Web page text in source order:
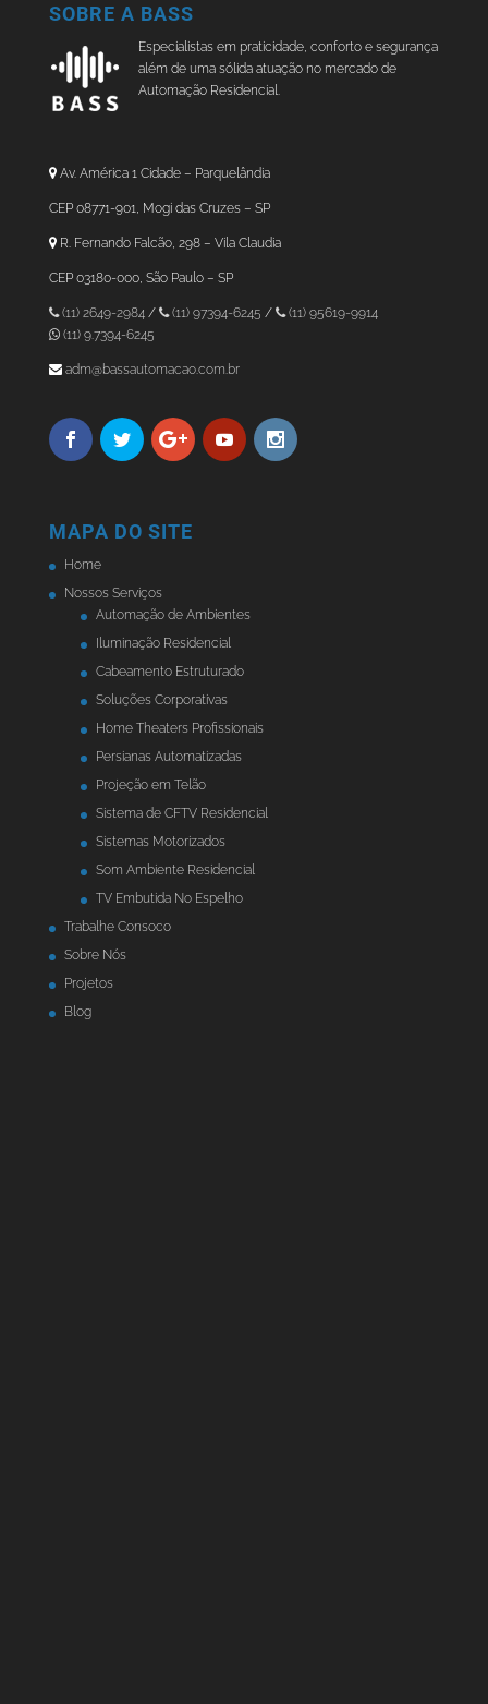
SOBRE A BASS
Especialistas em praticidade, conforto e segurança
além de uma sólida atuação no mercado de
Automação Residencial.
Av. América 1 Cidade – Parquelândia
CEP 08771-901, Mogi das Cruzes – SP
R. Fernando Falcão, 298 – Vila Claudia
CEP 03180-000, São Paulo – SP
(11) 2649-2984 / (11) 97394-6245 /
(11) 95619-9914
(11) 9.7394-6245
adm@bassautomacao.com.br
MAPA DO SITE
Home
Nossos Serviços
Automação de Ambientes
Iluminação Residencial
Cabeamento Estruturado
Soluções Corporativas
Home Theaters Profissionais
Persianas Automatizadas
Projeção em Telão
Sistema de CFTV Residencial
Sistemas Motorizados
Som Ambiente Residencial
TV Embutida No Espelho
Trabalhe Consoco
Sobre Nós
Projetos
Blog